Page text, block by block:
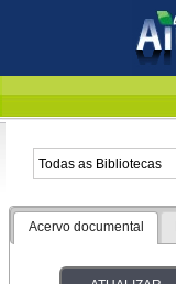
Acervo documental